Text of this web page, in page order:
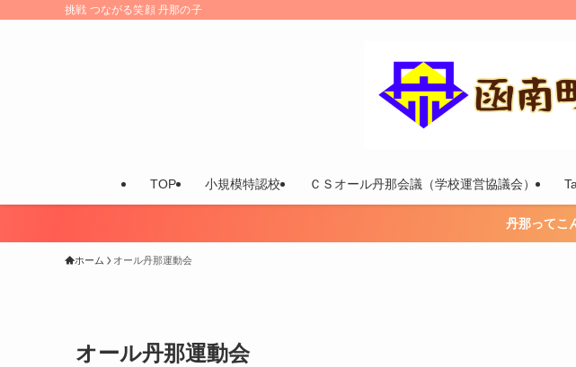
挑戦 つながる笑顔 丹那の子
TOP 小規模特認校 ＣＳオール丹那会議（学校運営協議会）
丹那ってこ
ホーム オール丹那運動会
オール丹那運動会